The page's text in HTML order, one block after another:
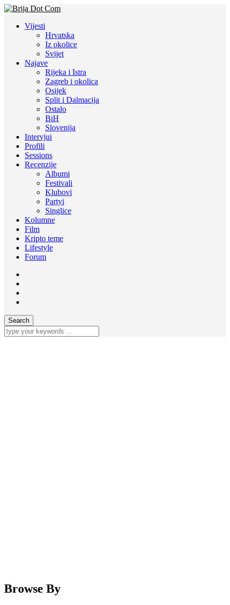
Vijesti
Hrvatska
Iz okolice
Svijet
Najave
Rijeka i Istra
Zagreb i okolica
Osijek
Split i Dalmacija
Ostalo
BiH
Slovenija
Intervjui
Profili
Sessions
Recenzije
Albumi
Festivali
Klubovi
Partyi
Singlice
Kolumne
Film
Kripto teme
Lifestyle
Forum
Browse By